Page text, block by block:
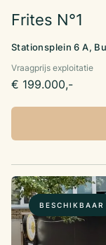
Frites N°1
Stationsplein 6 A,
Vraagprijs exploitatie
€ 199.000,-
BESCHIKBAAR